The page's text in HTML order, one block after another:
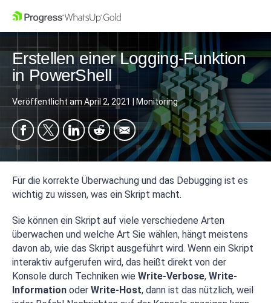
Erstellen einer Logging-Funktion
in PowerShell
Veröffentlicht am April 2, 2021 Monitoring
Für die korrekte Überwachung und das Debugging ist es
wichtig zu wissen, was ein Skript macht.
Sie können ein Skript auf viele verschiedene Arten
überwachen und welche Art Sie wählen, hängt meistens
davon ab, wie das Skript ausgeführt wird. Wenn ein Skript
interaktiv aufgerufen wird, das heißt direkt von der
Konsole durch Techniken wie Write-Verbose, Write-
Information oder Write-Host, dann ist das nützlich, weil